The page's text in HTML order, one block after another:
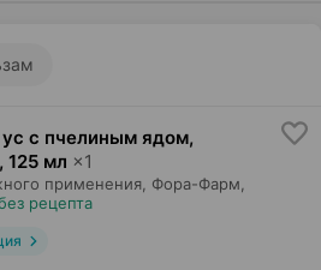
ус с пчелиным ядом,
, 125 мл ×1
применения, Фора-Фарм
рецепта